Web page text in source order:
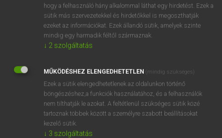
SZOTAR.NET APPLIKÁCIÓ
MICROSOFT OFFICE BŐVÍTMÉNY
BEÉPÜLŐ SZÓTÁRMODUL
ONLINE NYELVVIZSGA
EGYÉNI FELHASZNÁLÓKNAK
TANULÓKNAK
OKTATÁSI INTÉZMÉNYEKNEK
VÁLLALATI MEGOLDÁSOK
hogy a felhasználó hány alkalommal láthat egy hirdetést. Ezek a
sütik más szervezetekkel és hirdetőkkel is megoszthatják
ezeket az információkat. Ezek állandó sütik, amelyek szinte
mindig egy harmadik féltől származnak.
↓ 2 szolgáltatás
MŰKÖDÉSHEZ ELENGEDHETETLEN (mindig szükséges)
Ezek a sütik elengedhetetlenek az oldalunkon történő
böngészéshez,a funkciók használatához, és a felhasználók
nem tilthatják le azokat. A feltétlenül szükséges sütik közé
tartoznak többek között a személyre szabott beállításokat
kezelő sütik.
↓ 3 szolgáltatás